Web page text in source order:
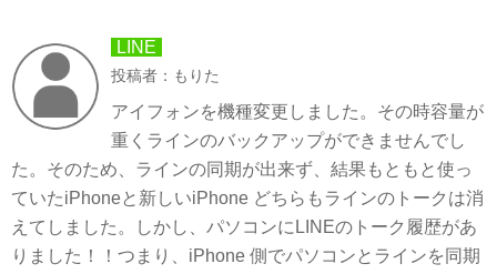
LINE
投稿者：もりた
アイフォンを機種変更しました。その時容量が
重くラインのバックアップができませんでし
た。そのため、ラインの同期が出来ず、結果もともと使っ
ていたiPhoneと新しいiPhone どちらもラインのトークは消
えてしました。しかし、パソコンにLINEのトーク履歴があ
りました！！つまり、iPhone 側でパソコンとラインを同期